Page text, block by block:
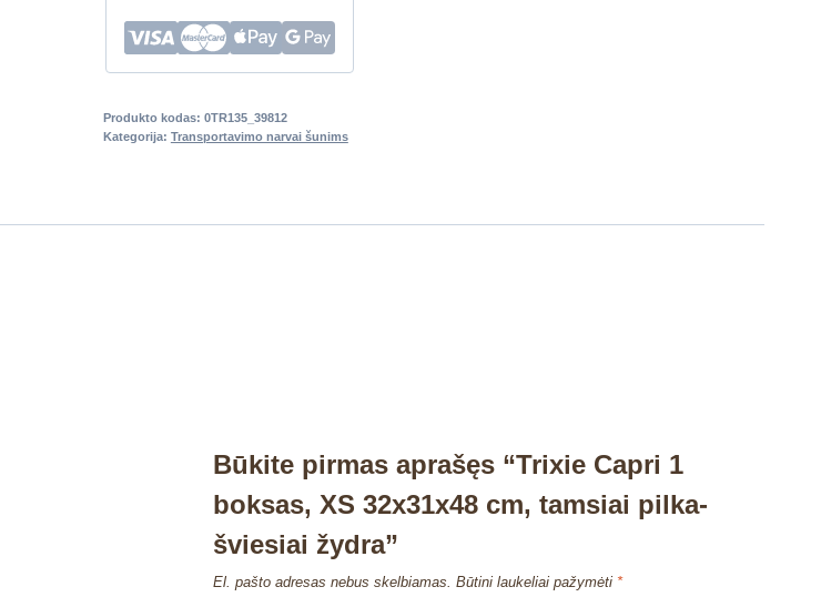
Produkto kodas: 0TR135_39812
Kategorija: Transportavimo narvai šunims
Būkite pirmas aprašęs “Trixie Capri 1
boksas, XS 32x31x48 cm, tamsiai pilka-
šviesiai žydra”
El. pašto adresas nebus skelbiamas. Būtini laukeliai pažymėti *